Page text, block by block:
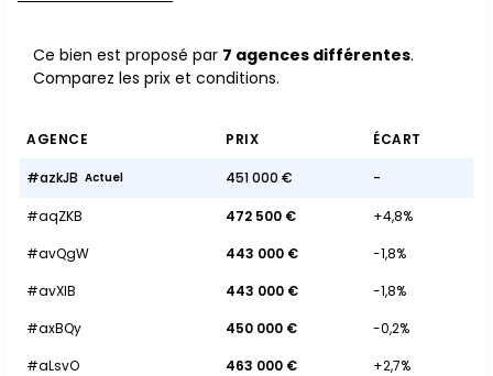
Ce bien est proposé par 7 agences différentes.
Comparez les prix et conditions.
AGENCE PRIX ÉCART
#azkJB Actuel 451 000 € -
#aqZKB 472 500 €
+4,8%
#avQgW
443 000 €
-1,8%
#avXIB
443 000 €
-1,8%
#axBQy
450 000 €
-0,2%
#aLsvO
463 000 €
+2,7%